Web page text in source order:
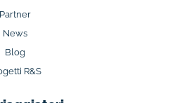
Partner
News
Blog
R&S